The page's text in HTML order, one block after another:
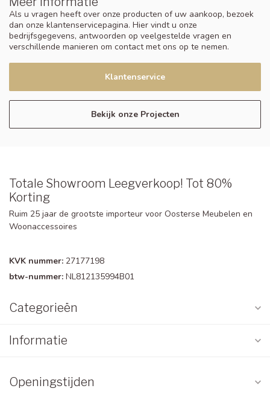
Als u vragen heeft over onze producten of uw aankoop, bezoek
dan onze klantenservicepagina. Hier vindt u onze
bedrijfsgegevens, antwoorden op veelgestelde vragen en
verschillende manieren om contact met ons op te nemen.
Klantenservice
Bekijk onze Projecten
Totale Showroom Leegverkoop! Tot 80%
Korting
Ruim 25 jaar de grootste importeur voor Oosterse Meubelen en
Woonaccessoires
KVK nummer: 27177198
btw-nummer: NL812135994B01
Categorieën
Informatie
Openingstijden